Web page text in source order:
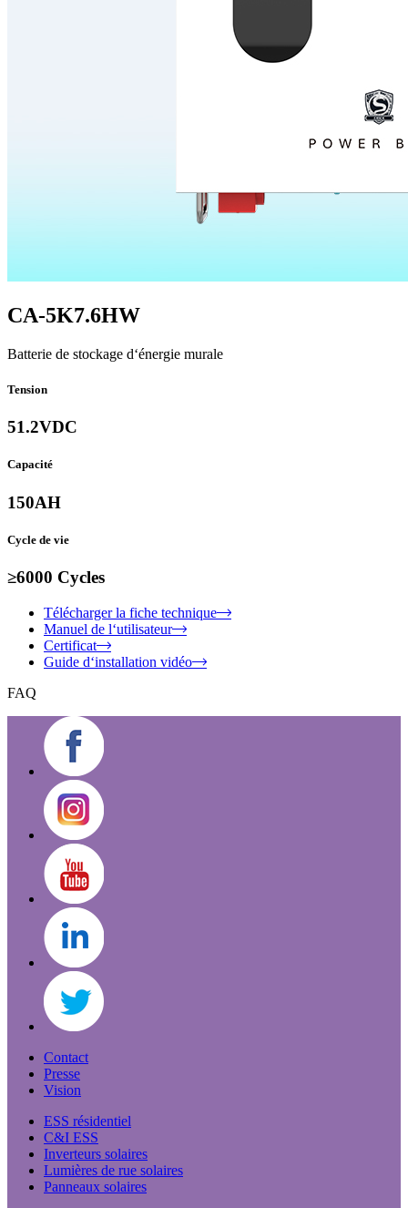
CA-5K7.6HW
Batterie de stockage d‘énergie murale
Tension
51.2VDC
Capacité
150AH
Cycle de vie
≥6000 Cycles
Télécharger la fiche technique
Manuel de l‘utilisateur
Certificat
Guide d‘installation vidéo
FAQ
Contact
Presse
Vision
ESS résidentiel
C&I ESS
Inverteurs solaires
Lumières de rue solaires
Panneaux solaires